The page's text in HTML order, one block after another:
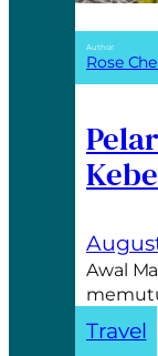
Author:
Rose
Awal
Travel